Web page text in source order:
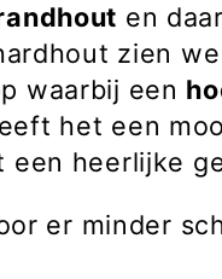
en
zien
waarbij een
het een
een heerlijke
er minder